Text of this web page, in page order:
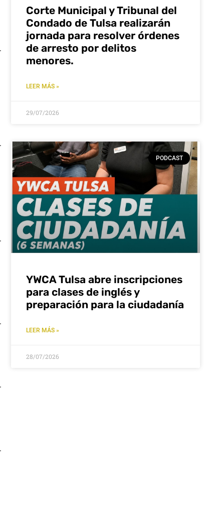
Corte Municipal y Tribunal del
Condado de Tulsa realizarán
jornada para resolver órdenes
de arresto por delitos
menores.
LEER MÁS »
29/07/2026
PODCAST
YWCA Tulsa abre inscripciones
para clases de inglés y
preparación para la ciudadanía
LEER MÁS »
28/07/2026